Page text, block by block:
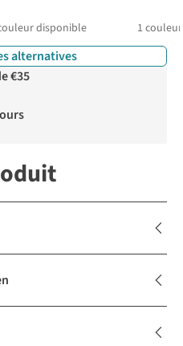
disponible 1
alternatives
€35